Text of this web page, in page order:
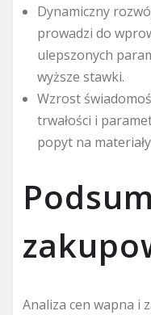
Dynamiczny
prowadzi do
ulepszonych
wyższe stawki.
Wzrost
trwałości i
popyt na
Analiza cen wapna i